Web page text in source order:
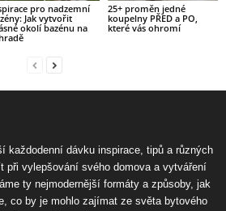
pro nadzemní
Jak vytvořit
okolí bazénu na
25+ proměn jedné
koupelny PŘED a PO,
které vás ohromí
každodenní dávku inspirace, tipů a různých
při vylepšování svého domova a vytváření
ty nejmodernější formáty a způsoby, jak
co by je mohlo zajímat ze světa bytového